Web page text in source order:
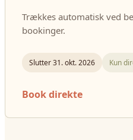
Trækkes automatisk ved
bookinger.
Slutter 31. okt. 2026 Kun
Book direkte